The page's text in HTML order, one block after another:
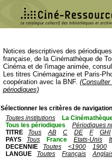
Notices descriptives des
française, de la Cinémathèque de
Cinéma et de l'image animée,
Les titres Cinémagazine et Paris-
coopération avec la BNF.
périodiques)
Sélectionner les critères de
Toutes institutions
La
Tous les périodiques
Périodiques
TITRE
Tous AB C DE F
GHI
PAYS
Tous France Etats-Unis
DECENNIE
Toutes <1900
1900
LANGUE
Toutes Français